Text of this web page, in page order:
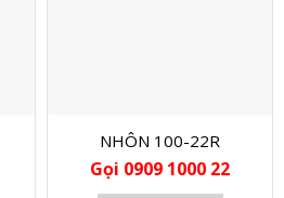
NHÔN 100-22R
Gọi 0909 1000 22